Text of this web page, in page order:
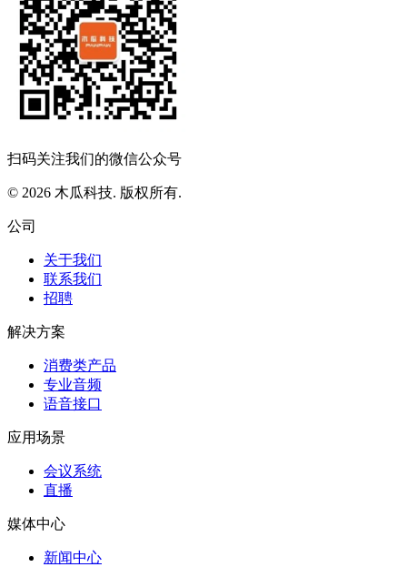
扫码关注我们的微信公众号
© 2026 木瓜科技. 版权所有.
公司
关于我们
联系我们
招聘
解决方案
消费类产品
专业音频
语音接口
应用场景
会议系统
直播
媒体中心
新闻中心